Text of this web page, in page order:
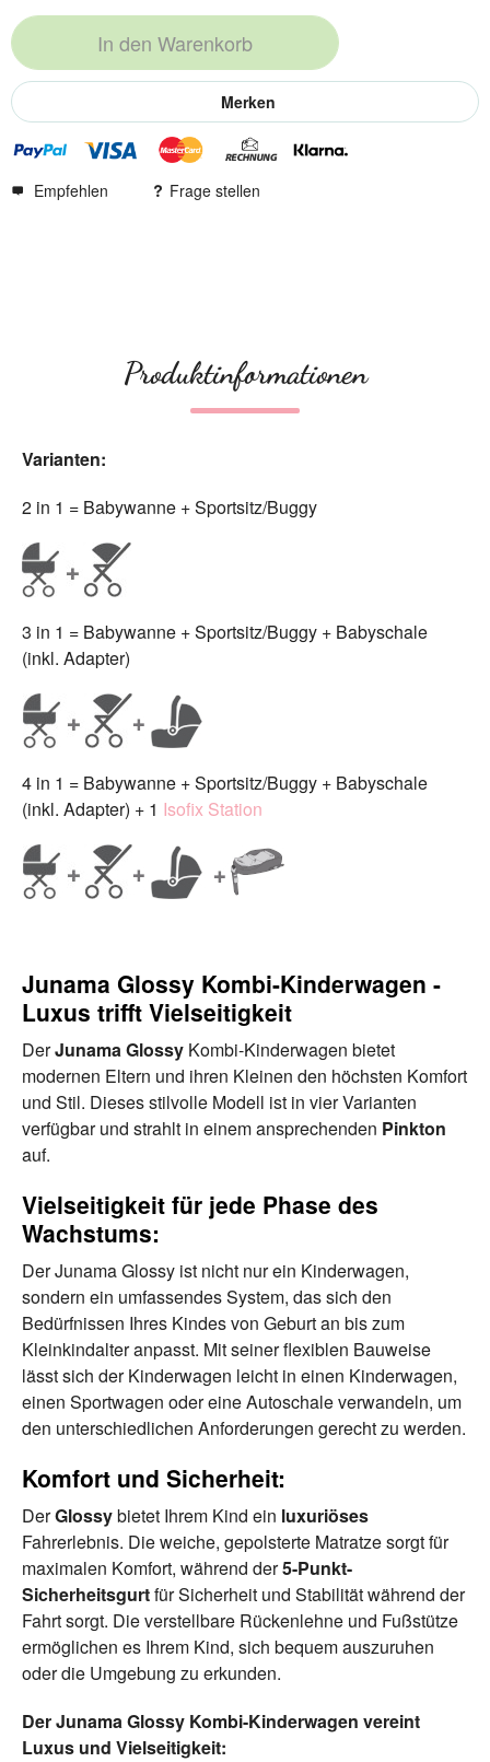
In den Warenkorb
Merken
Empfehlen Frage stellen
Produktinformationen
Varianten:
2 in 1 = Babywanne + Sportsitz/Buggy
3 in 1 = Babywanne + Sportsitz/Buggy + Babyschale
(inkl. Adapter)
4 in 1 = Babywanne + Sportsitz/Buggy + Babyschale
(inkl. Adapter) + 1 Isofix Station
Junama Glossy Kombi-Kinderwagen -
Luxus trifft Vielseitigkeit
DerJunama Glossy Kombi-Kinderwagen bietet
modernen Eltern und ihren Kleinen den höchsten Komfort
und Stil. Dieses stilvolle Modell ist in vier Varianten
verfügbar und strahlt in einem ansprechenden Pinkton
auf.
Vielseitigkeit für jede Phase des
Wachstums:
Der Junama Glossy ist nicht nur ein Kinderwagen,
sondern ein umfassendes System, das sich den
Bedürfnissen Ihres Kindes von Geburt an bis zum
Kleinkindalter anpasst. Mit seiner flexiblen Bauweise
lässt sich der Kinderwagen leicht in einen Kinderwagen,
einen Sportwagen oder eine Autoschale verwandeln, um
den unterschiedlichen Anforderungen gerecht zu werden.
Komfort und Sicherheit:
DerGlossybietet Ihrem Kind ein luxuriöses
Fahrerlebnis. Die weiche, gepolsterte Matratze sorgt für
maximalen Komfort, während der5-Punkt-
Sicherheitsgurtfür Sicherheit und Stabilität während der
Fahrt sorgt. Die verstellbare Rückenlehne und Fußstütze
ermöglichen es Ihrem Kind, sich bequem auszuruhen
oder die Umgebung zu erkunden.
Der Junama Glossy Kombi-Kinderwagen vereint
Luxus und Vielseitigkeit: